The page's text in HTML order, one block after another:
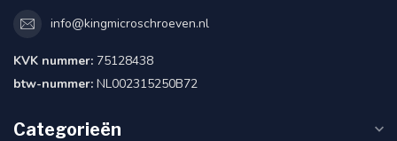
info@kingmicroschroeven.nl
KVK nummer: 75128438
btw-nummer: NL002315250B72
Categorieën